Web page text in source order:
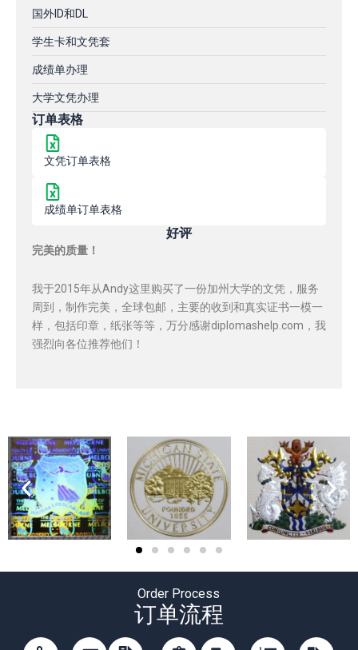
国外ID和DL
学生卡和文凭套
成绩单办理
大学文凭办理
订单表格
文凭订单表格
成绩单订单表格
好评
完美的质量！
我于2015年从Andy这里购买了一份加州大学的文凭，服务
周到，制作完美，全球包邮，主要的收到和真实证书一模一
样，包括印章，纸张等等，万分感谢diplomashelp.com，我
强烈向各位推荐他们！
Order Process
订单流程